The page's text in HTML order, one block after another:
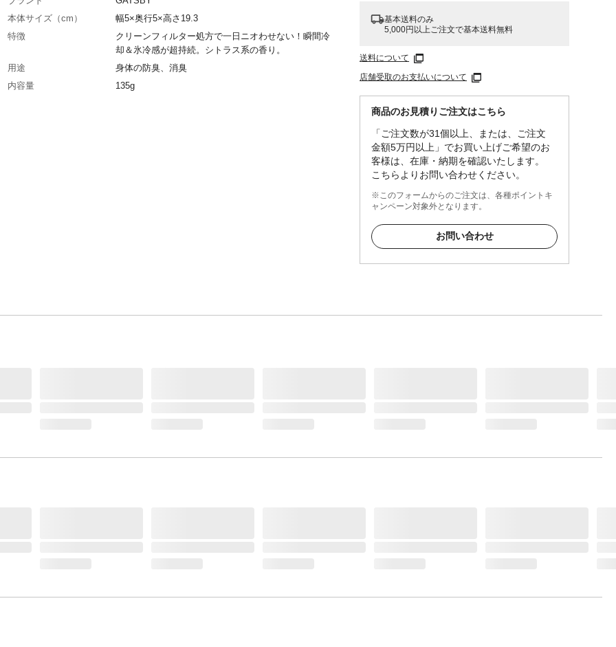
基本送料のみ
5,000円以上ご注文で基本送料無料
送料について
店舗受取のお支払いについて
商品のお見積りご注文はこちら
「ご注文数が31個以上、または、ご注文
金額5万円以上」でお買い上げご希望のお
客様は、在庫・納期を確認いたします。
こちらよりお問い合わせください。
※このフォームからのご注文は、各種ポイントキ
ャンペーン対象外となります。
お問い合わせ
本体サイズ（cm）
幅5×奥行5×高さ19.3
特徴
クリーンフィルター処方で一日ニオわせない！瞬間冷
却＆氷冷感が超持続。シトラス系の香り。
用途
身体の防臭、消臭
内容量
135g